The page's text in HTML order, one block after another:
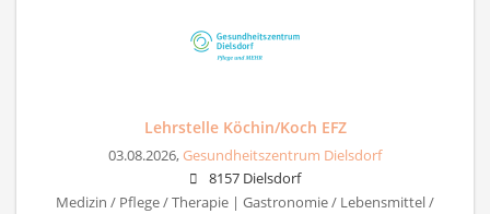
Lehrstelle Köchin/Koch EFZ
03.08.2026,Gesundheitszentrum Dielsdorf
8157 Dielsdorf
Medizin / Pflege / Therapie | Gastronomie / Lebensmittel /